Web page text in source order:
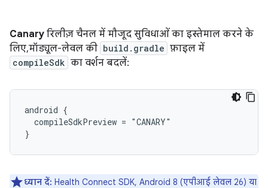
Canary रिलीज़ चैनल में मौजूद सुविधाओं का इस्तेमाल करने के
लिए, मॉड्यूल-लेवल की build.gradle फ़ाइल में
compileSdk का वर्शन बदलें:
android {
  compileSdkPreview = "CANARY"
ध्यान दें: Health Connect SDK, Android 8 (एपीआई लेवल 26) या